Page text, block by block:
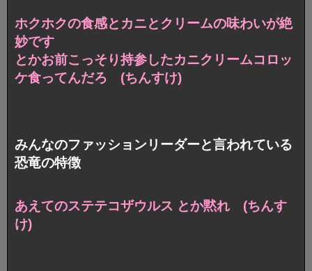
ホクホクの食感とカニとクリームの味わいが絶
妙です
とかお前こっそり持参したカニクリームコロッ
ケ食ってんだろ (ちんすけ)
みんなのファッションリーダーと言われている
恐竜の特徴
あえてのステテコザウルス とか黙れ (ちんす
け)